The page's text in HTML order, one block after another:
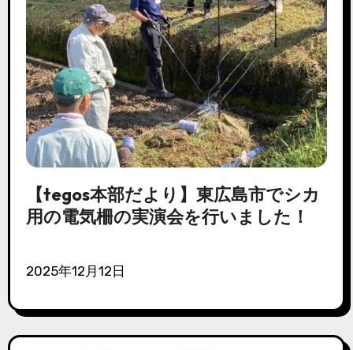
【tegos本部だより】東広島市でシカ
用の電気柵の実演会を行いました！
2025年12月12日